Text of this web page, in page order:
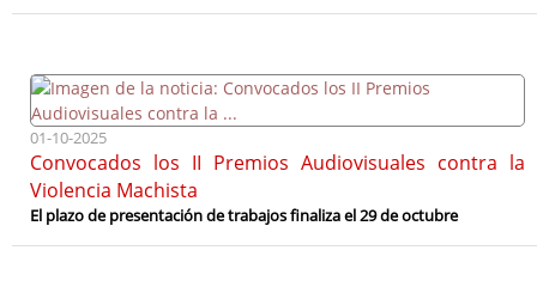
01-10-2025
Convocados los II Premios Audiovisuales contra la
Violencia Machista
El plazo de presentación de trabajos finaliza el 29 de octubre